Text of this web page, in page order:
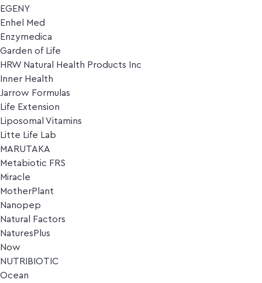
EGENY
Enhel Med
Enzymedica
Garden of Life
HRW Natural Health Products Inc
Inner Health
Jarrow Formulas
Life Extension
Liposomal Vitamins
Litte Life Lab
MARUTAKA
Metabiotic FRS
Miracle
MotherPlant
Nanopep
Natural Factors
NaturesPlus
Now
NUTRIBIOTIC
Ocean